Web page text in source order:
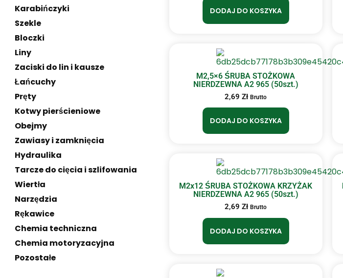
Karabińczyki
Szekle
Bloczki
Liny
Zaciski do lin i kausze
Łańcuchy
Pręty
Kotwy pierścieniowe
Obejmy
Zawiasy i zamknięcia
Hydraulika
Tarcze do cięcia i szlifowania
Wiertła
Narzędzia
Rękawice
Chemia techniczna
Chemia motoryzacyjna
Pozostałe
DODAJ DO KOSZYKA
M2,5×6 ŚRUBA STOŻKOWA
NIERDZEWNA A2 965 (50szt.)
2,69Zł Brutto
DODAJ DO KOSZYKA
M2x12 ŚRUBA STOŻKOWA KRZYŻAK
NIERDZEWNA A2 965 (50szt.)
2,69Zł Brutto
DODAJ DO KOSZYKA